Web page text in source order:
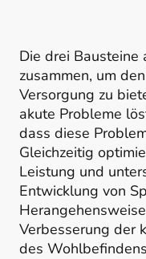
Die drei Bausteine
zusammen, um
Versorgung zu
akute Probleme
dass diese
Gleichzeitig
Leistung und
Entwicklung von
Verbesserung der
des